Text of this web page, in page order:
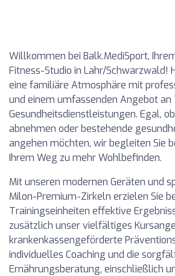
Willkommen bei Balk.MediSport,
Fitness-Studio in Lahr/Schwarzwald!
eine familiäre Atmosphäre mit
und einem umfassenden Angebot an
Gesundheitsdienstleistungen. Egal,
abnehmen oder bestehende
angehen möchten, wir begleiten Sie
Ihrem Weg zu mehr Wohlbefinden.
Mit unseren modernen Geräten und
Milon-Premium-Zirkeln erzielen Sie
Trainingseinheiten effektive
zusätzlich unser vielfältiges
krankenkassengeförderte
individuelles Coaching und die
Ernährungsberatung, einschließlich